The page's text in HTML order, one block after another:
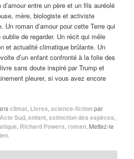
entre un père et un fils auréolé
mère, biologiste et activiste
Un roman d’amour pour cette Terre qui
de regarder. Un récit qui mêle
et actualité climatique brûlante. Un
d’un enfant confronté à la folie des
sans doute inspiré par Trump et
pleurer, si vous avez encore
climat, Livres,science-fictionpar
Acte Sud,enfant,extinction des espèces,
, Richard Powers, roman. Mettez-le
.